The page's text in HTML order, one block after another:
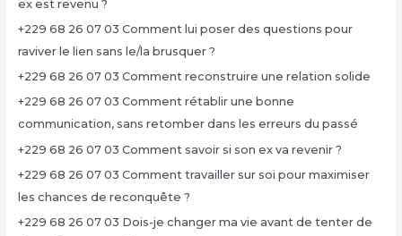
ex est revenu ?
+229 68 26 07 03 Comment lui poser des questions pour
raviver le lien sans le/la brusquer ?
+229 68 26 07 03 Comment reconstruire une relation solide
+229 68 26 07 03 Comment rétablir une bonne
communication, sans retomber dans les erreurs du passé
+229 68 26 07 03 Comment savoir si son ex va revenir ?
+229 68 26 07 03 Comment travailler sur soi pour maximiser
les chances de reconquête ?
+229 68 26 07 03 Dois-je changer ma vie avant de tenter de